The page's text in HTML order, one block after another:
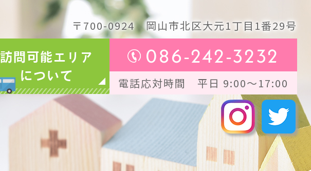
〒700-0924岡山市北区大元1丁目1番29号
086-242-3232
電話応対時間 平日 9:00～17:00
訪問可能エリア
について